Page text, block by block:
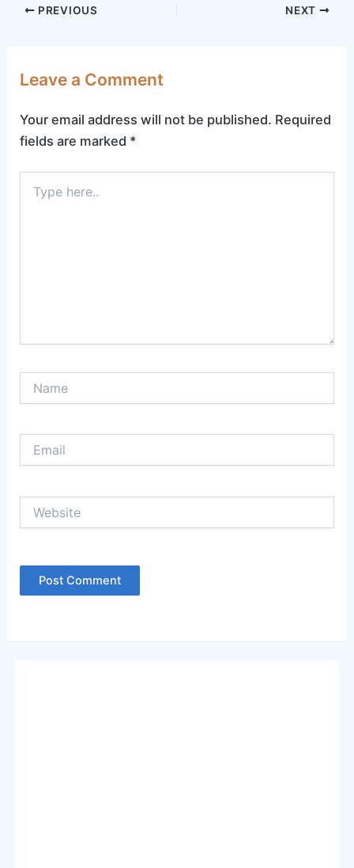
Post PREVIOUS NEXT
Leave a Comment
Your email address will not be published. Required
fields are marked *
here..